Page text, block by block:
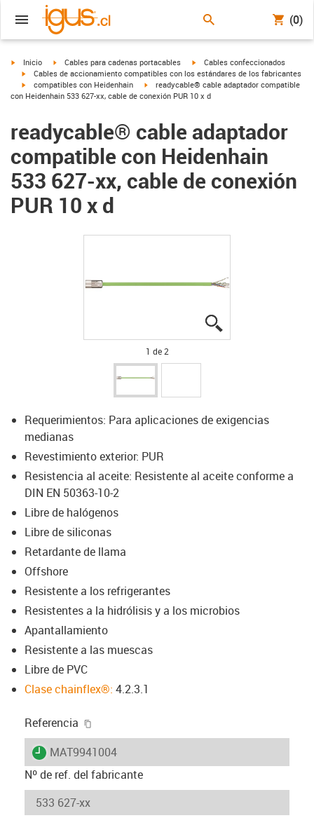
(0)
igus-icon-arrow-right
Inicio igus-icon-arrow-right
Cables para cadenas portacables igus-icon-arrow-right
Cables confeccionados
igus-icon-arrow-right
Cables de accionamiento compatibles con los estándares de los fabricantes
igus-icon-arrow-right
compatibles con Heidenhain igus-icon-arrow-right
readycable® cable adaptador compatible
con Heidenhain 533 627-xx, cable de conexión PUR 10 x d
readycable® cable adaptador
compatible con Heidenhain
533 627-xx, cable de conexión
PUR 10 x d
1 de 2
Requerimientos: Para aplicaciones de exigencias
medianas
Revestimiento exterior: PUR
Resistencia al aceite: Resistente al aceite conforme a
DIN EN 50363-10-2
Libre de halógenos
Libre de siliconas
Retardante de llama
Offshore
Resistente a los refrigerantes
Resistentes a la hidrólisis y a los microbios
Apantallamiento
Resistente a las muescas
Libre de PVC
Clase chainflex®: 4.2.3.1
Referencia
igus-icon-lieferzeit
MAT9941004
Nº de ref. del fabricante